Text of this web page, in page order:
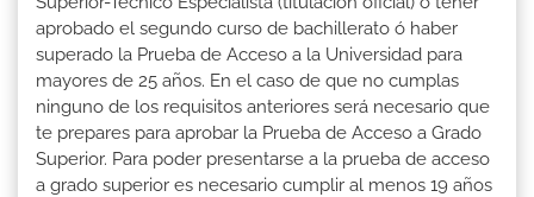
aprobado el segundo curso de bachillerato ó haber
superado la Prueba de Acceso a la Universidad para
mayores de 25 años. En el caso de que no cumplas
ninguno de los requisitos anteriores será necesario que
te prepares para aprobar la Prueba de Acceso a Grado
Superior. Para poder presentarse a la prueba de acceso
a grado superior es necesario cumplir al menos 19 años